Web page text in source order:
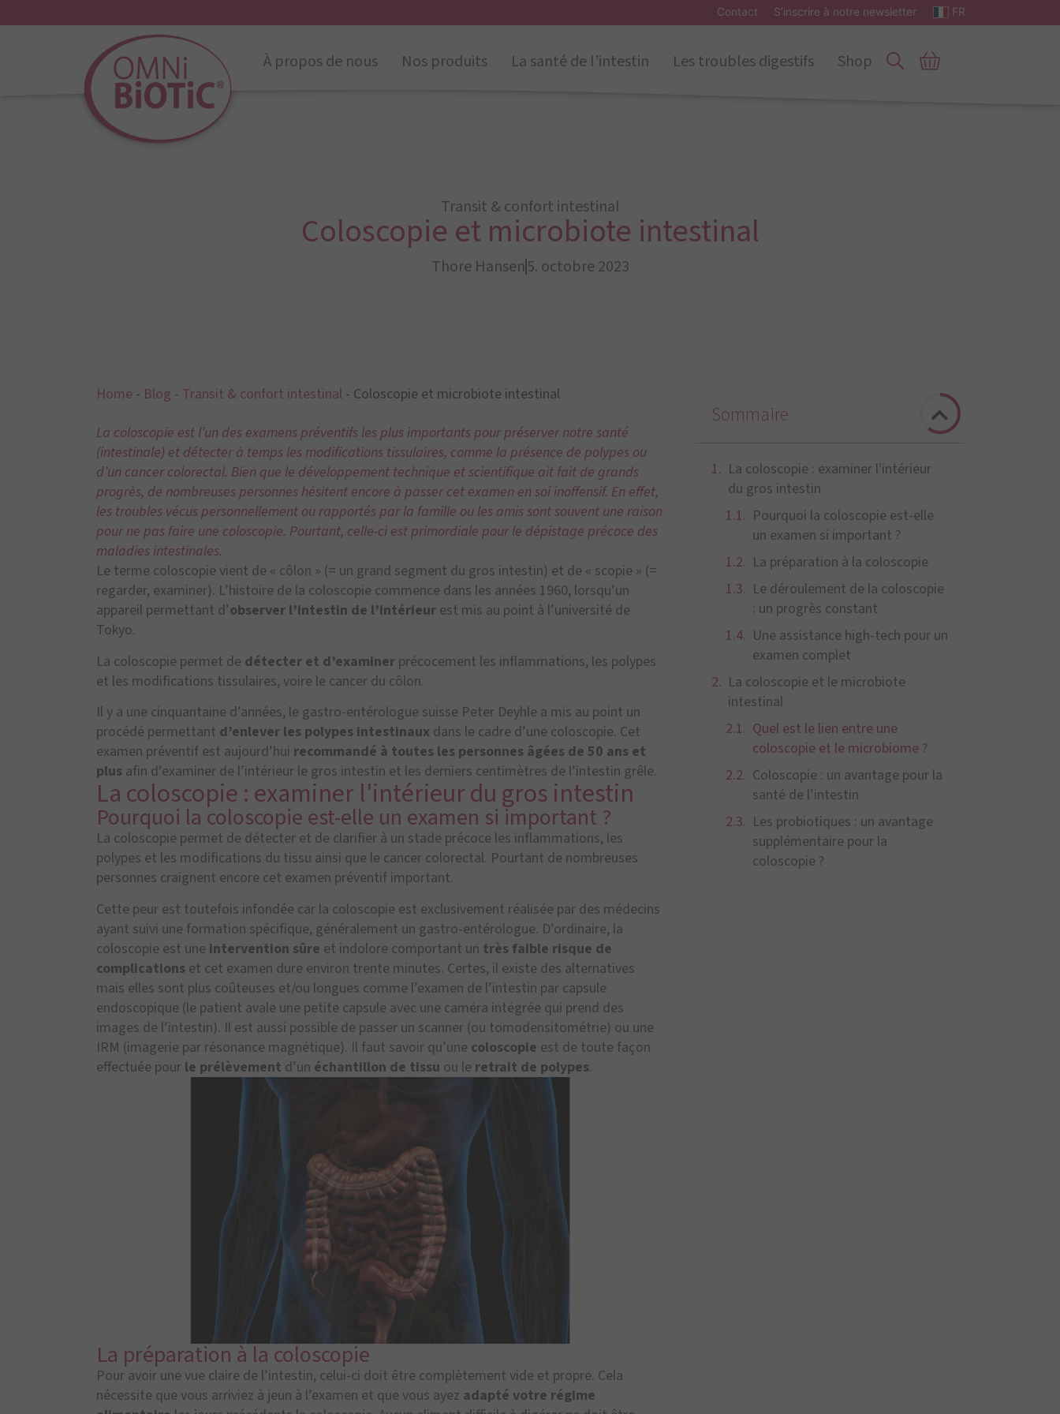
Contact S’inscrire à notre newsletter FR
À propos de nous Nos produits La santé de l’intestin Les troubles digestifs Shop
Transit & confort intestinal
Coloscopie et microbiote intestinal
Thore Hansen5. octobre 2023
Home - Blog - Transit & confort intestinal - Coloscopie et microbiote intestinal
La coloscopie est l’un des examens préventifs les plus importants pour préserver notre santé
(intestinale) et détecter à temps les modifications tissulaires, comme la présence de polypes ou
d’un cancer colorectal. Bien que le développement technique et scientifique ait fait de grands
progrès, de nombreuses personnes hésitent encore à passer cet examen en soi inoffensif. En effet,
les troubles vécus personnellement ou rapportés par la famille ou les amis sont souvent une raison
pour ne pas faire une coloscopie. Pourtant, celle-ci est primordiale pour le dépistage précoce des
maladies intestinales.
Le terme coloscopie vient de « côlon » (= un grand segment du gros intestin) et de « scopie » (=
regarder, examiner). L’histoire de la coloscopie commence dans les années 1960, lorsqu’un
appareil permettant d’observer l’intestin de l’intérieur est mis au point à l’université de
Tokyo.
La coloscopie permet de détecter et d’examiner précocement les inflammations, les polypes
et les modifications tissulaires, voire le cancer du côlon.
Il y a une cinquantaine d’années, le gastro-entérologue suisse Peter Deyhle a mis au point un
procédé permettant d’enlever les polypes intestinaux dans le cadre d’une coloscopie. Cet
examen préventif est aujourd’hui recommandé à toutes les personnes âgées de 50 ans et
plus afin d’examiner de l’intérieur le gros intestin et les derniers centimètres de l’intestin grêle.
La coloscopie : examiner l'intérieur du gros intestin
Pourquoi la coloscopie est-elle un examen si important ?
La coloscopie permet de détecter et de clarifier à un stade précoce les inflammations, les
polypes et les modifications du tissu ainsi que le cancer colorectal. Pourtant de nombreuses
personnes craignent encore cet examen préventif important.
Cette peur est toutefois infondée car la coloscopie est exclusivement réalisée par des médecins
ayant suivi une formation spécifique, généralement un gastro-entérologue. D’ordinaire, la
coloscopie est une intervention sûre et indolore comportant un très faible risque de
complications et cet examen dure environ trente minutes. Certes, il existe des alternatives
mais elles sont plus coûteuses et/ou longues comme l’examen de l’intestin par capsule
endoscopique (le patient avale une petite capsule avec une caméra intégrée qui prend des
images de l’intestin). Il est aussi possible de passer un scanner (ou tomodensitométrie) ou une
IRM (imagerie par résonance magnétique). Il faut savoir qu’une coloscopie est de toute façon
effectuée pour le prélèvement d’un échantillon de tissu ou le retrait de polypes.
La préparation à la coloscopie
Pour avoir une vue claire de l’intestin, celui-ci doit être complètement vide et propre. Cela
nécessite que vous arriviez à jeun à l’examen et que vous ayez adapté votre régime
Sommaire
La coloscopie : examiner l'intérieur
du gros intestin
Pourquoi la coloscopie est-elle
un examen si important ?
La préparation à la coloscopie
Le déroulement de la coloscopie
: un progrès constant
Une assistance high-tech pour un
examen complet
La coloscopie et le microbiote
intestinal
Quel est le lien entre une
coloscopie et le microbiome ?
Coloscopie : un avantage pour la
santé de l’intestin
Les probiotiques : un avantage
supplémentaire pour la
coloscopie ?